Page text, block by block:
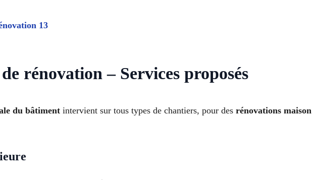
13
rénovation – Services proposés
du bâtiment intervient sur tous types de chantiers, pour des rénovations